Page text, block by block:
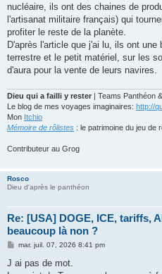
nucléaire, ils ont des chaines de
l'artisanat militaire français) qui
profiter le reste de la planète.
D'après l'article que j'ai lu, ils ont une
terrestre et le petit matériel, sur les
d'aura pour la vente de leurs navires.
Dieu qui a failli y rester
| Teams Panthéon
Le blog de mes voyages imaginaires: http://
Mon Itchio
Mémoire de rôlistes : le patrimoine du jeu de
Contributeur au Grog
Rosco
Dieu d'après le panthéon
Re: [USA] DOGE, ICE, tariffs,
beaucoup là non ?
M
s
mar. juil. 07, 2026 8:41 pm
J ai pas de mot.